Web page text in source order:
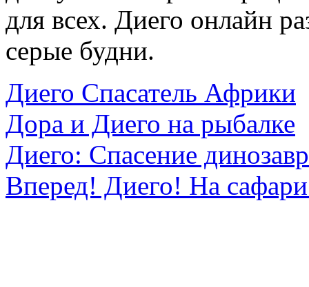
для всех. Диего онлайн
серые будни.
Диего Спасатель Африки
Дора и Диего на рыбалке
Диего: Спасение
Вперед! Диего! На